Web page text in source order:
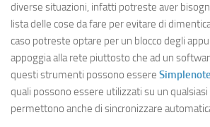
diverse situazioni, infatti potreste aver
lista delle cose da fare per evitare di
caso potreste optare per un blocco degli
appoggia alla rete piuttosto che ad un
questi strumenti possono essere Simplenote
quali possono essere utilizzati su un
permettono anche di sincronizzare